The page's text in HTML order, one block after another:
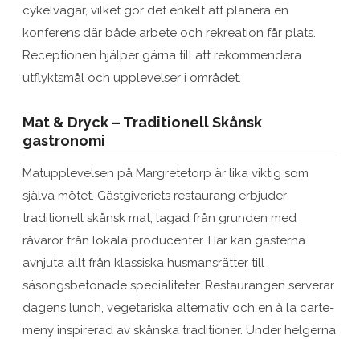
cykelvägar, vilket gör det enkelt att planera en
konferens där både arbete och rekreation får plats.
Receptionen hjälper gärna till att rekommendera
utflyktsmål och upplevelser i området.
Mat & Dryck – Traditionell Skånsk
gastronomi
Matupplevelsen på Margretetorp är lika viktig som
själva mötet. Gästgiveriets restaurang erbjuder
traditionell skånsk mat, lagad från grunden med
råvaror från lokala producenter. Här kan gästerna
avnjuta allt från klassiska husmansrätter till
säsongsbetonade specialiteter. Restaurangen serverar
dagens lunch, vegetariska alternativ och en à la carte-
meny inspirerad av skånska traditioner. Under helgerna